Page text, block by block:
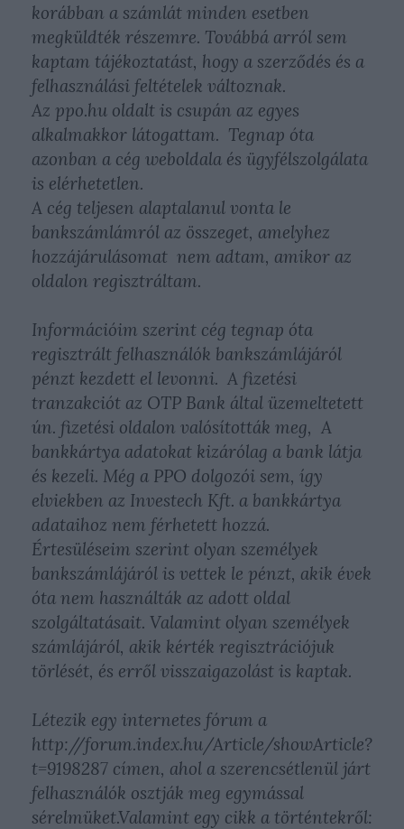
korábban a számlát minden esetben
megküldték részemre. Továbbá arról sem
kaptam tájékoztatást, hogy a szerződés és a
felhasználási feltételek változnak.
Az ppo.hu oldalt is csupán az egyes
alkalmakkor látogattam. Tegnap óta
azonban a cég weboldala és ügyfélszolgálata
is elérhetetlen.
A cég teljesen alaptalanul vonta le
bankszámlámról az összeget, amelyhez
hozzájárulásomat nem adtam, amikor az
oldalon regisztráltam.
Információim szerint cég tegnap óta
regisztrált felhasználók bankszámlájáról
pénzt kezdett el levonni. A fizetési
tranzakciót az OTP Bank által üzemeltetett
ún. fizetési oldalon valósították meg, A
bankkártya adatokat kizárólag a bank látja
és kezeli. Még a PPO dolgozói sem, így
elviekben az Investech Kft. a bankkártya
adataihoz nem férhetett hozzá.
Értesüléseim szerint olyan személyek
bankszámlájáról is vettek le pénzt, akik évek
óta nem használták az adott oldal
szolgáltatásait. Valamint olyan személyek
számlájáról, akik kérték regisztrációjuk
törlését, és erről visszaigazolást is kaptak.
Létezik egy internetes fórum a
http://forum.index.hu/Article/showArticle?
t=9198287 címen, ahol a szerencsétlenül járt
felhasználók osztják meg egymással
sérelmüket.Valamint egy cikk a történtekről: